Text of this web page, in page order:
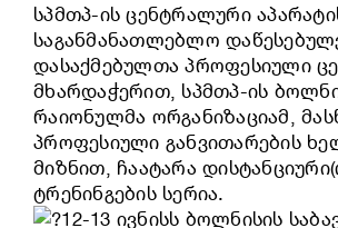
სპმთპ-ის ცენტრალური
საგანმანათლებლო
დასაქმებულთა პროფესიული
მხარდაჭერით, სპმთპ-ის
რაიონულმა ორგანიზაციამ,
პროფესიული განვითარების
მიზნით, ჩაატარა
ტრენინგების სერია.
12-13 ივნისს ბოლნისის